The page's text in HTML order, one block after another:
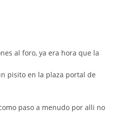
al foro, ya era hora que la
pisito en la plaza portal de
paso a menudo por alli no